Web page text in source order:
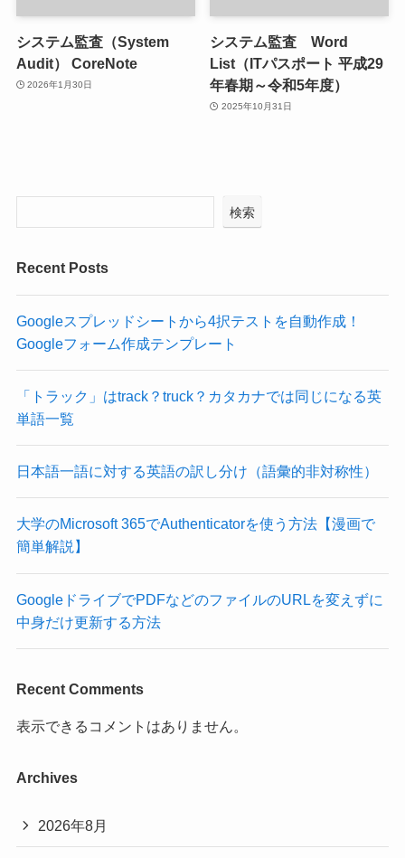
システム監査（System
Audit） CoreNote
2026年1月30日
システム監査 Word
List（ITパスポート 平成29
年春期～令和5年度）
2025年10月31日
検索
Recent Posts
Googleスプレッドシートから4択テストを自動作成！
Googleフォーム作成テンプレート
「トラック」はtrack？truck？カタカナでは同じになる英
単語一覧
日本語一語に対する英語の訳し分け（語彙的非対称性）
大学のMicrosoft 365でAuthenticatorを使う方法【漫画で
簡単解説】
GoogleドライブでPDFなどのファイルのURLを変えずに
中身だけ更新する方法
Recent Comments
表示できるコメントはありません。
Archives
2026年8月